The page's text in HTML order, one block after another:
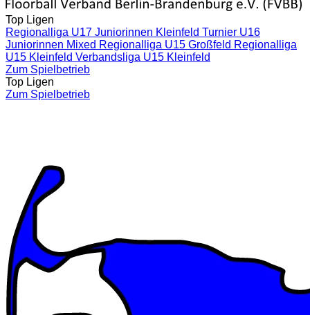
Top Ligen
Regionalliga U17 Juniorinnen Kleinfeld Turnier U16
Juniorinnen Mixed Regionalliga U15 Großfeld Regionalliga
U15 Kleinfeld Verbandsliga U15 Kleinfeld
Zum Spielbetrieb
Top Ligen
Zum Spielbetrieb